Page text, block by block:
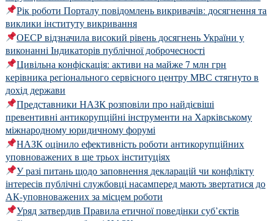
Рік роботи Порталу повідомлень викривачів: досягнення та
виклики інституту викривання
ОЕСР відзначила високий рівень досягнень України у
виконанні Індикаторів публічної доброчесності
Цивільна конфіскація: активи на майже 7 млн грн
керівника регіонального сервісного центру МВС стягнуто в
дохід держави
Представники НАЗК розповіли про найдієвіші
превентивні антикорупційні інструменти на Харківському
міжнародному юридичному форумі
НАЗК оцінило ефективність роботи антикорупційних
уповноважених в ще трьох інституціях
У разі питань щодо заповнення декларацій чи конфлікту
інтересів публічні службовці насамперед мають звертатися до
АК-уповноважених за місцем роботи
Уряд затвердив Правила етичної поведінки суб’єктів